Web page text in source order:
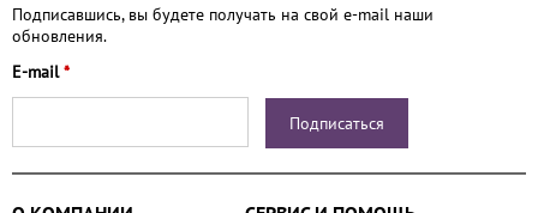
Подписавшись, вы будете получать на свой e-mail наши
обновления.
E-mail*